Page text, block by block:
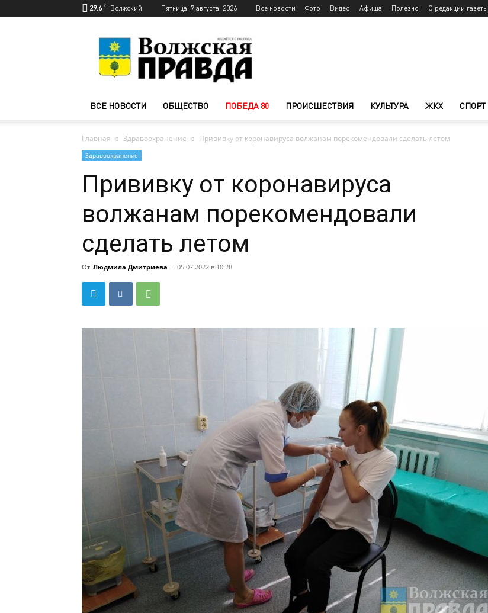
29.6 C Волжский Пятница, 7 августа, 2026 Все новости Фото Видео Афиша Полезно О редакции газеты
Волжского
—
Волжская
ВСЕ НОВОСТИ ОБЩЕСТВО ПОБЕДА 80 ПРОИСШЕСТВИЯ КУЛЬТУРА ЖКХ СПОРТ
Главная Здравоохранение Прививку от коронавируса волжанам порекомендовали сделать летом
Здравоохранение
Прививку от коронавируса
волжанам порекомендовали
сделать летом
От Людмила Дмитриева - 05.07.2022 в 10:28